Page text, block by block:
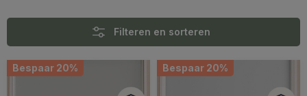
Filteren en sorteren
Bespaar 20% Bespaar 20%